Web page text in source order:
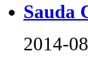
Sauda
2014-